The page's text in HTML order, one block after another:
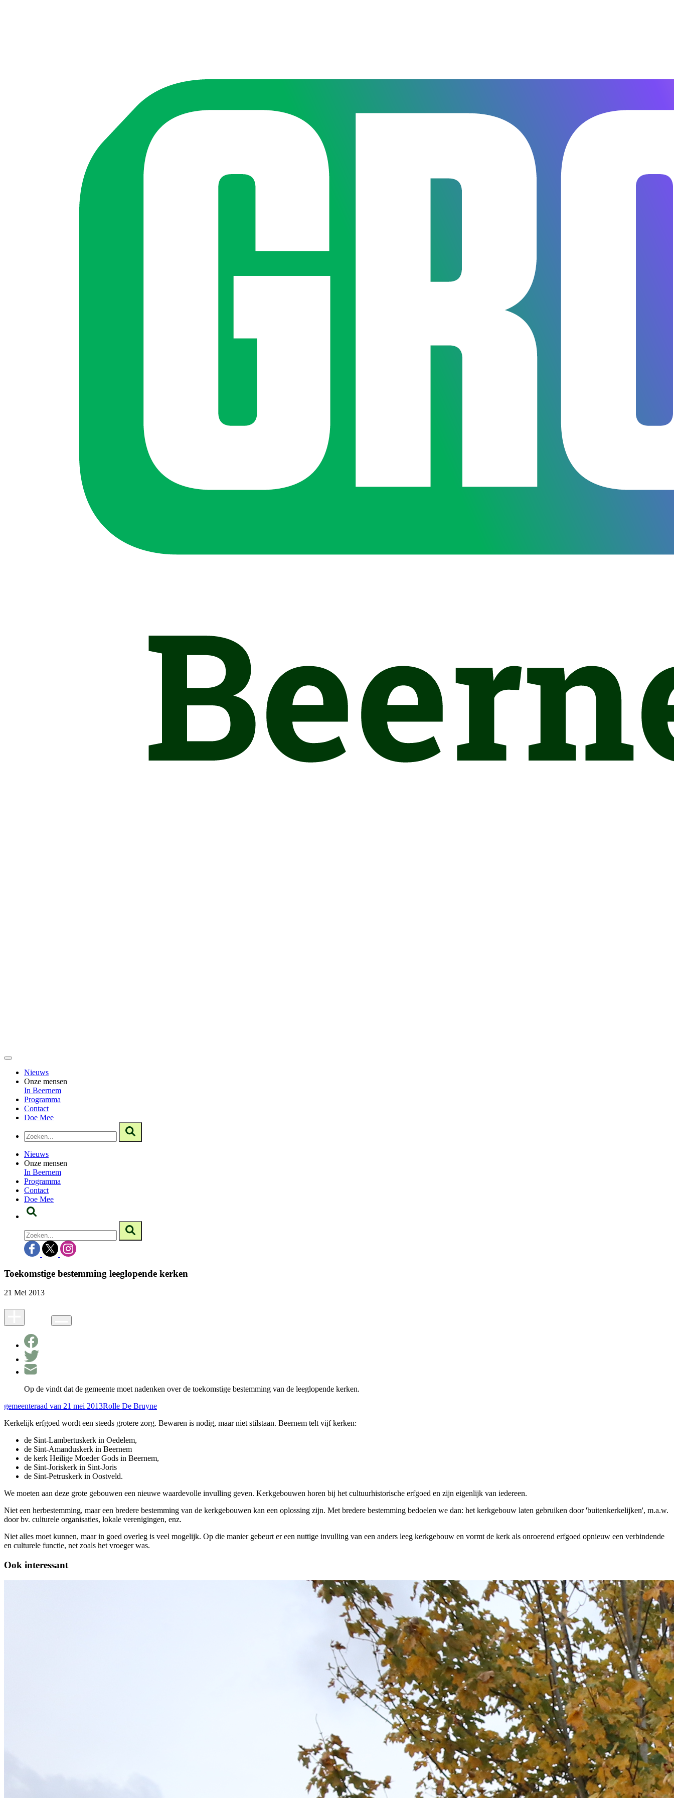
Nieuws
Onze mensen
In Beernem
Programma
Contact
Doe Mee
Nieuws
Onze mensen
In Beernem
Programma
Contact
Doe Mee
Toekomstige bestemming leeglopende kerken
21 Mei 2013
Op de vindt dat de gemeente moet nadenken over de toekomstige bestemming van de leeglopende kerken.
gemeenteraad van 21 mei 2013Rolle De Bruyne
Kerkelijk erfgoed wordt een steeds grotere zorg. Bewaren is nodig, maar niet stilstaan. Beernem telt vijf kerken:
de Sint-Lambertuskerk in Oedelem,
de Sint-Amanduskerk in Beernem
de kerk Heilige Moeder Gods in Beernem,
de Sint-Joriskerk in Sint-Joris
de Sint-Petruskerk in Oostveld.
We moeten aan deze grote gebouwen een nieuwe waardevolle invulling geven. Kerkgebouwen horen bij het cultuurhistorische erfgoed en zijn eigenlijk van iedereen.
Niet een herbestemming, maar een bredere bestemming van de kerkgebouwen kan een oplossing zijn. Met bredere bestemming bedoelen we dan: het kerkgebouw laten gebruiken door 'buitenkerkelijken', m.a.w.
door bv. culturele organisaties, lokale verenigingen, enz.
Niet alles moet kunnen, maar in goed overleg is veel mogelijk. Op die manier gebeurt er een nuttige invulling van een anders leeg kerkgebouw en vormt de kerk als onroerend erfgoed opnieuw een verbindende
en culturele functie, net zoals het vroeger was.
Ook interessant